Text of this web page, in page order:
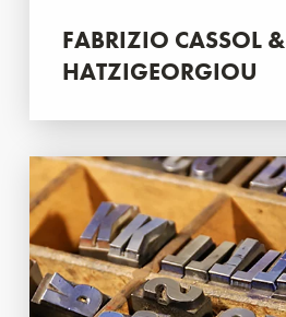
FABRIZIO CASSOL
HATZIGEORGIOU